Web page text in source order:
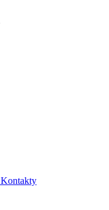
Kontakty